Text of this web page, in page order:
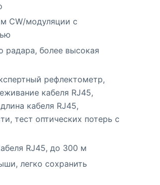
CW/модуляции с
радара, более высокая
рефлектометр,
кабеля RJ45,
кабеля RJ45,
тест оптических потерь с
RJ45, до 300 м
легко сохранить